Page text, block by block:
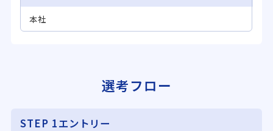
本社
選考フロー
STEP 1エントリー